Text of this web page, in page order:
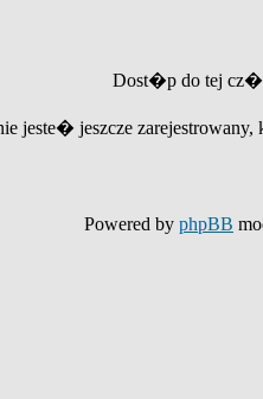
Dost�p do tej
jeste� jeszcze
Powered by phpBB